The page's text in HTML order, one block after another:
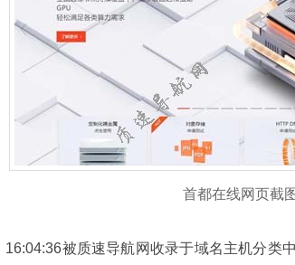
首都在线网页截图
被质速导航网收录于域名主机分类